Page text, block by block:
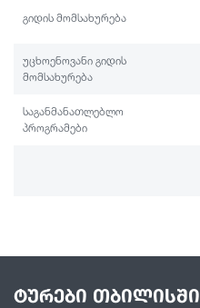
გიდის მომსახურება
უცხოენოვანი გიდის
მომსახურება
საგანმანათლებლო
პროგრამები
ტურები თბილისში